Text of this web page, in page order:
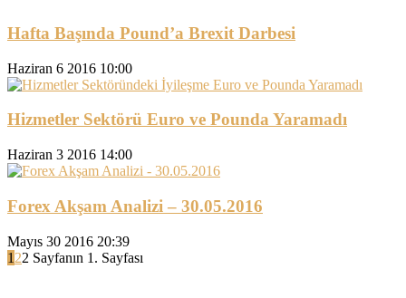
Hafta Başında Pound’a Brexit Darbesi
Haziran 6 2016 10:00
Hizmetler Sektörü Euro ve Pounda Yaramadı
Haziran 3 2016 14:00
Forex Akşam Analizi – 30.05.2016
Mayıs 30 2016 20:39
1 22 Sayfanın 1. Sayfası